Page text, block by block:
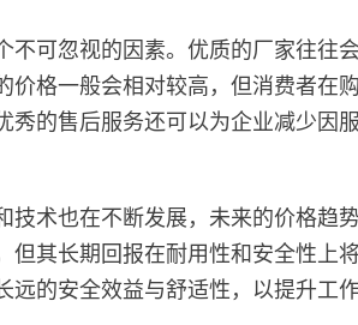
可忽视的因素。优质的厂家往往
格一般会相对较高，但消费者在
的售后服务还可以为企业减少因
技术也在不断发展，未来的价格趋
但其长期回报在耐用性和安全性上
的安全效益与舒适性，以提升工作